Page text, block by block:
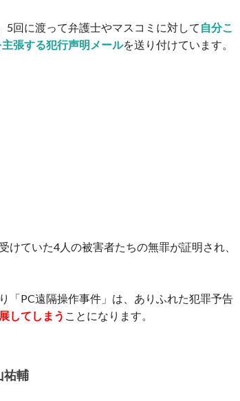
回に渡って弁護士やマスコミに対して 自分こ
張する犯行声明メールを送り付けています。
けていた4人の被害者たちの無罪が証明され、
「PC遠隔操作事件」は、ありふれた犯罪予告
してしまう ことになります。
祐輔